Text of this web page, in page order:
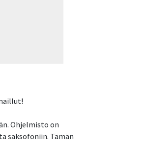
Ohjelmisto on
saksofoniin. Tämän